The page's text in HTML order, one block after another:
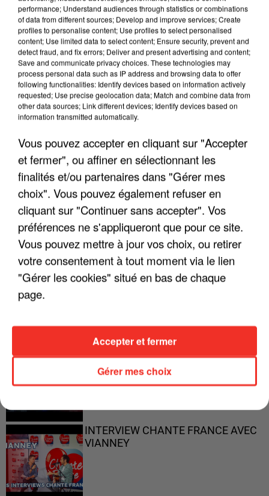
LES INTERVIEWS CHANTE
FRANCE
Voir plus
"JE SUIS À DISPOSITION DES
ENFOIRÉS"
"ON A TOUS LE TRAC"
PARFAITS"
"JE RESPIRE MIEUX SUR SCÈNE" -
INTERVIEW CHANTE FRANCE AVEC
VIANNEY
performance; Understand audiences through statistics or combinations
of data from different sources; Develop and improve services; Create
profiles to personalise content; Use profiles to select personalised
content; Use limited data to select content; Ensure security, prevent and
detect fraud, and fix errors; Deliver and present advertising and content;
Save and communicate privacy choices. These technologies may
process personal data such as IP address and browsing data to offer
following functionalities: Identify devices based on information actively
requested; Use precise geolocation data; Match and combine data from
other data sources; Link different devices; Identify devices based on
information transmitted automatically.
Vous pouvez accepter en cliquant sur "Accepter
et fermer", ou affiner en sélectionnant les
finalités et/ou partenaires dans "Gérer mes
choix". Vous pouvez également refuser en
cliquant sur "Continuer sans accepter". Vos
préférences ne s'appliqueront que pour ce site.
Vous pouvez mettre à jour vos choix, ou retirer
votre consentement à tout moment via le lien
"Gérer les cookies" situé en bas de chaque
page.
Gérer mes choix
Accepter et fermer